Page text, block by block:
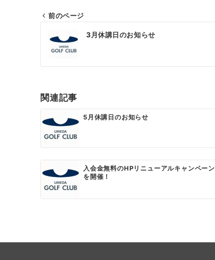
前のページ
3月休講日のお知らせ
関連記事
5月休講日のお知らせ
入会金無料のHPリニューアルキャンペーン
を開催！